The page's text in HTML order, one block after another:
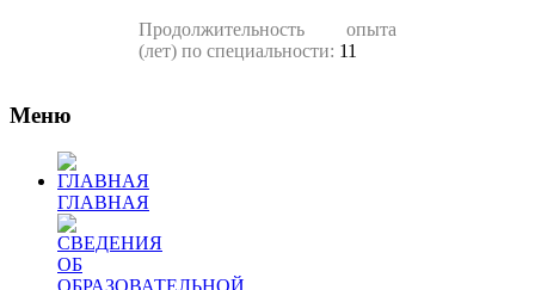
Продолжительность опыта
(лет) по специальности: 11
Меню
ГЛАВНАЯ